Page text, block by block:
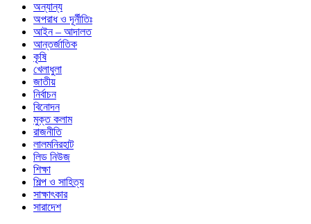
অন্যান্য
অপরাধ ও দূর্নীতিঃ
আইন – আদালত
আন্তর্জাতিক
কৃষি
খেলাধুলা
জাতীয়
নির্বাচন
বিনোদন
মুক্ত কলাম
রাজনীতি
লালমনিরহাট
লিড নিউজ
শিক্ষা
শিল্প ও সাহিত্য
সাক্ষাৎকার
সারাদেশ